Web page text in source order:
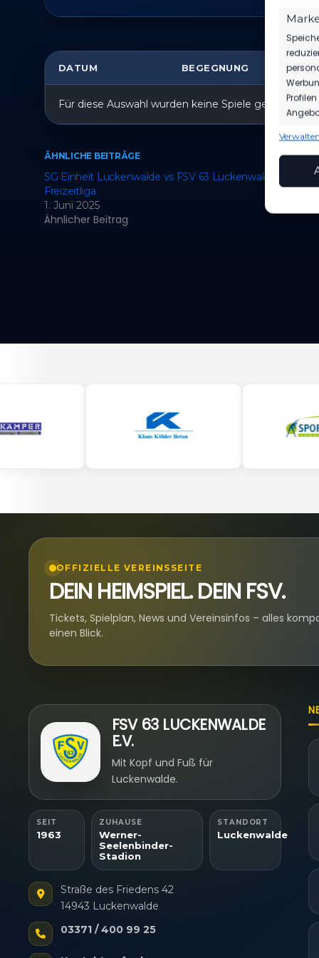
DATUM BEGEGNUNG
Für diese Auswahl wurden keine Spiele gefunden.
ÄHNLICHE BEITRÄGE
SG Einheit Luckenwalde vs FSV 63 Luckenwalde
Freizeitliga
1. Juni 2025
Ähnlicher Beitrag
OFFIZIELLE VEREINSSEITE
DEIN HEIMSPIEL. DEIN FSV.
Tickets, Spielplan, News und Vereinsinfos – alles
einen Blick.
FSV 63 LUCKENWALDE
E.V.
Mit Kopf und Fuß für
Luckenwalde.
SEIT
1963
ZUHAUSE
Werner-
Seelenbinder-
Stadion
STANDORT
Luckenwalde
Straße des Friedens 42
14943 Luckenwalde
03371 / 400 99 25